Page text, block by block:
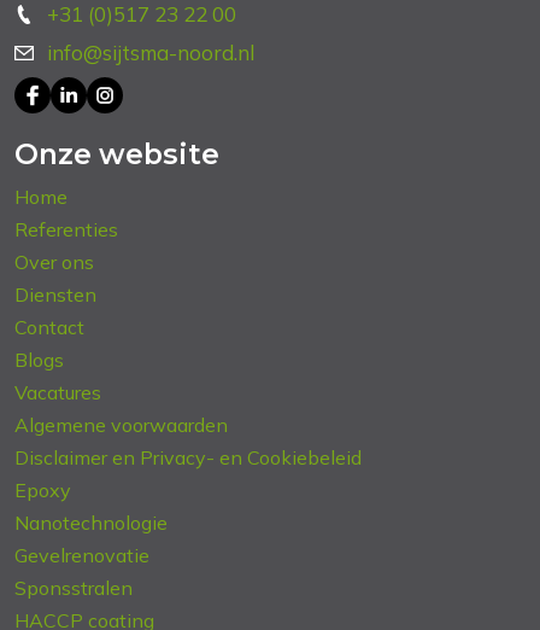
+31 (0)517 23 22 00
info@sijtsma-noord.nl
Onze website
Home
Referenties
Over ons
Diensten
Contact
Blogs
Vacatures
Algemene voorwaarden
Disclaimer en Privacy- en Cookiebeleid
Epoxy
Nanotechnologie
Gevelrenovatie
Sponsstralen
HACCP coating